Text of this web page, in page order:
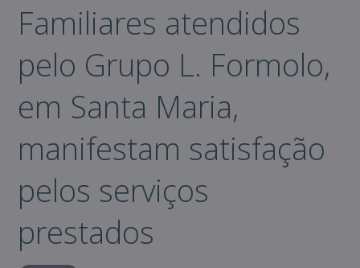
Familiares atendidos
pelo Grupo L. Formolo,
em Santa Maria,
manifestam satisfação
pelos serviços
prestados